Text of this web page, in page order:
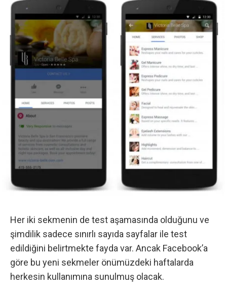
Her iki sekmenin de test aşamasında olduğunu ve
şimdilik sadece sınırlı sayıda sayfalar ile test
edildiğini belirtmekte fayda var. Ancak Facebook’a
göre bu yeni sekmeler önümüzdeki haftalarda
herkesin kullanımına sunulmuş olacak.